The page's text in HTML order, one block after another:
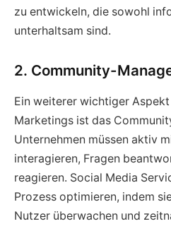
zu entwickeln, die sowohl
unterhaltsam sind.
2. Community-
Ein weiterer wichtiger
Marketings ist das
Unternehmen müssen aktiv
interagieren, Fragen
reagieren. Social Media
Prozess optimieren, indem
Nutzer überwachen und